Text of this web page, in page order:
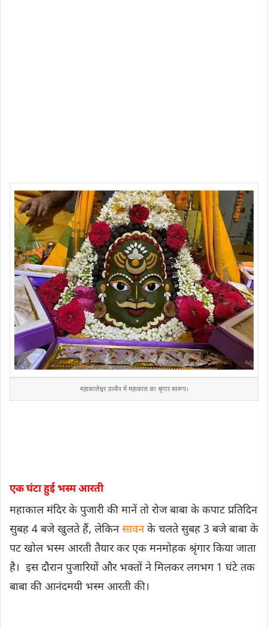
महाकालेश्वर उज्जैन में महाकाल का श्रृंगार स्वरूप।
एक घंटा हुई भस्म आरती
महाकाल मंदिर के पुजारी की मानें तो रोज बाबा के कपाट प्रतिदिन
सुबह 4 बजे खुलते हैं, लेकिनसावनके चलते सुबह 3 बजे बाबा के
पट खोल भस्म आरती तैयार कर एक मनमोहक श्रृंगार किया जाता
है। इस दौरान पुजारियों और भक्तों ने मिलकर लगभग 1 घंटे तक
बाबा की आनंदमयी भस्म आरती की।